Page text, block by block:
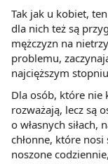
Tak jak u kobiet,
dla nich też są
mężczyzn na
problemu,
najcięższym
Dla osób, które nie
rozważają, lecz są
o własnych siłach,
chłonne, które
noszone